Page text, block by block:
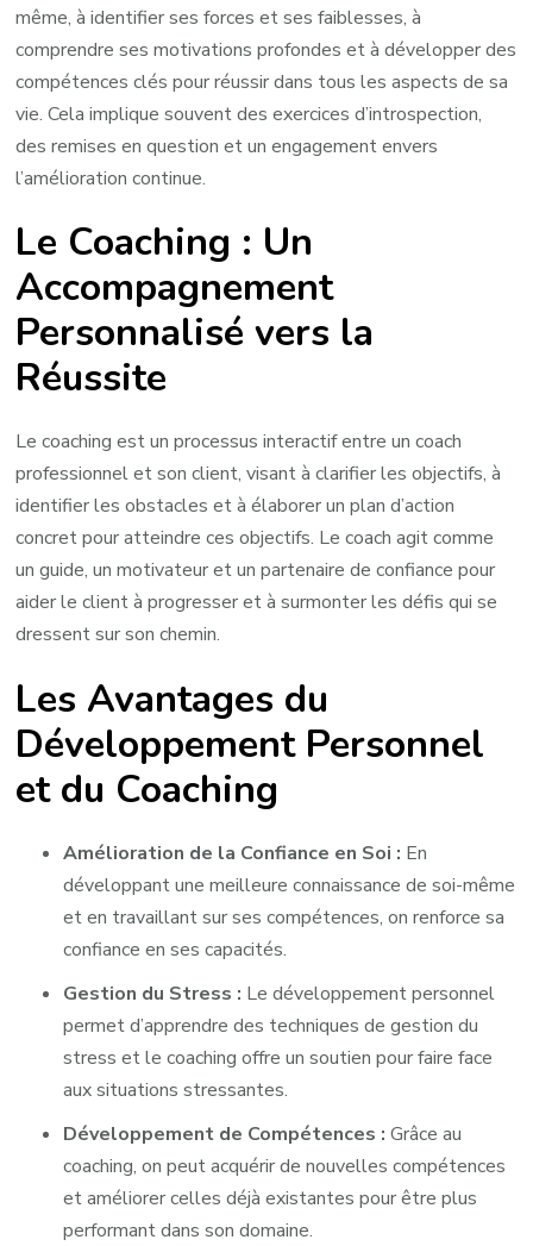
même, à identifier ses forces et ses faiblesses, à
comprendre ses motivations profondes et à développer des
compétences clés pour réussir dans tous les aspects de sa
vie. Cela implique souvent des exercices d’introspection,
des remises en question et un engagement envers
l’amélioration continue.
Le Coaching : Un
Accompagnement
Personnalisé vers la
Réussite
Le coaching est un processus interactif entre un coach
professionnel et son client, visant à clarifier les objectifs, à
identifier les obstacles et à élaborer un plan d’action
concret pour atteindre ces objectifs. Le coach agit comme
un guide, un motivateur et un partenaire de confiance pour
aider le client à progresser et à surmonter les défis qui se
dressent sur son chemin.
Les Avantages du
Développement Personnel
et du Coaching
Amélioration de la Confiance en Soi : En
développant une meilleure connaissance de soi-même
et en travaillant sur ses compétences, on renforce sa
confiance en ses capacités.
Gestion du Stress : Le développement personnel
permet d’apprendre des techniques de gestion du
stress et le coaching offre un soutien pour faire face
aux situations stressantes.
Développement de Compétences : Grâce au
coaching, on peut acquérir de nouvelles compétences
et améliorer celles déjà existantes pour être plus
performant dans son domaine.